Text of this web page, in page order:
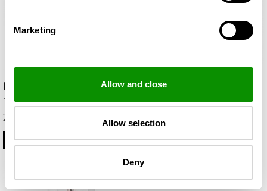
Marketing
Allow and close
Allow selection
Deny
Delá
Eau de Parfum 100ml
29,75 €
PIRKT
Dinara
35,85 €
VAIRĀK